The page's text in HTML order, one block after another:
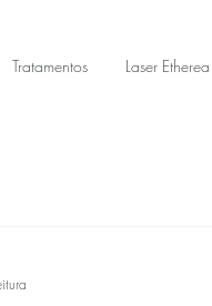
Tratamentos Laser Etherea